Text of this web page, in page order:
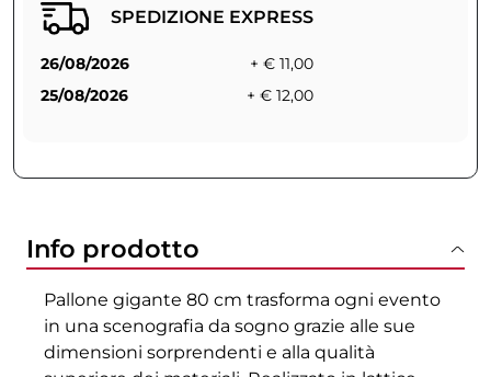
SPEDIZIONE EXPRESS
26/08/2026
+ € 11,00
25/08/2026
+ € 12,00
Info prodotto
Pallone gigante 80 cm trasforma ogni evento
in una scenografia da sogno grazie alle sue
dimensioni sorprendenti e alla qualità